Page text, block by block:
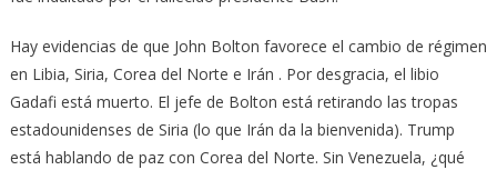
Hay evidencias de que John Bolton favorece el cambio de régimen
en Libia, Siria, Corea del Norte e Irán . Por desgracia, el libio
Gadafi está muerto. El jefe de Bolton está retirando las tropas
estadounidenses de Siria (lo que Irán da la bienvenida). Trump
está hablando de paz con Corea del Norte. Sin Venezuela, ¿qué